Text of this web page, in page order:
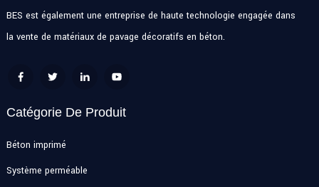
BES est également une entreprise de haute technologie engagée dans
la vente de matériaux de pavage décoratifs en béton.
Catégorie De Produit
Béton imprimé
Système perméable